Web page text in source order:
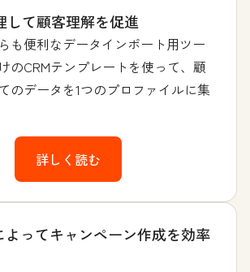
して顧客理解を促進
も便利なデータインポート用ツー
のCRMテンプレートを使って、顧
のデータを1つのプロファイルに集
詳しく読む
よってキャンペーン作成を効率